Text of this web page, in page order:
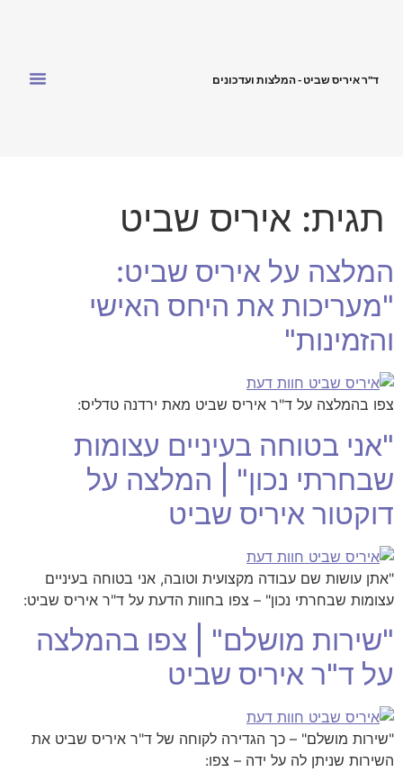
ד"ר איריס שביט - המלצות ועדכונים
תגית: איריס שביט
המלצה על איריס שביט:
"מעריכות את היחס האישי
והזמינות"
צפו בהמלצה על ד"ר איריס שביט מאת ירדנה טדליס:
"אני בטוחה בעיניים עצומות
שבחרתי נכון" | המלצה על
דוקטור איריס שביט
"אתן עושות שם עבודה מקצועית וטובה, אני בטוחה בעיניים
עצומות שבחרתי נכון" – צפו בחוות הדעת על ד"ר איריס שביט:
"שירות מושלם" | צפו בהמלצה
על ד"ר איריס שביט
"שירות מושלם" – כך הגדירה לקוחה של ד"ר איריס שביט את
השירות שניתן לה על ידה – צפו: